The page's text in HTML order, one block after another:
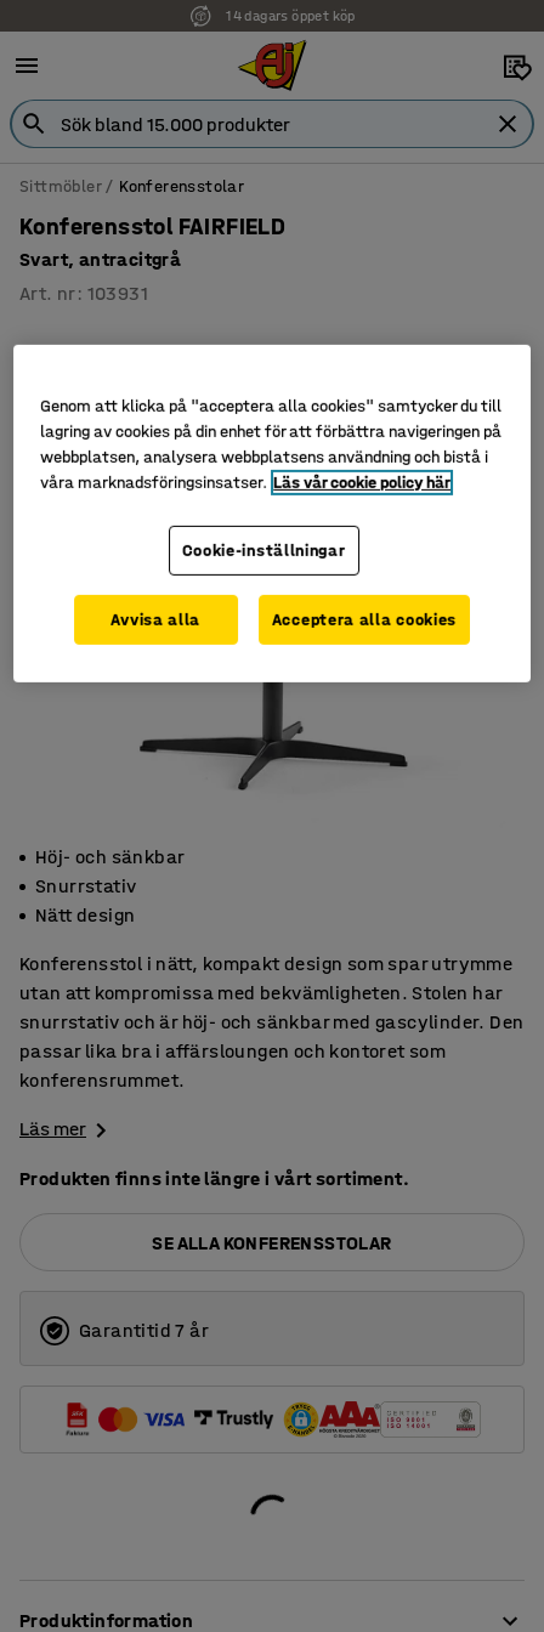
14 dagars öppet köp
Sittmöbler Konferensstolar
Konferensstol FAIRFIELD
Svart, antracitgrå
Art. nr: 103931
Höj- och sänkbar
Snurrstativ
Nätt design
Konferensstol i nätt, kompakt design som spar utrymme
utan att kompromissa med bekvämligheten. Stolen har
snurrstativ och är höj- och sänkbar med gascylinder. Den
passar lika bra i affärsloungen och kontoret som
konferensrummet.
Läs mer
Produkten finns inte längre i vårt sortiment.
SE ALLA KONFERENSSTOLAR
Garantitid 7 år
Produktinformation
Genom att klicka på "acceptera alla cookies" samtycker du till
lagring av cookies på din enhet för att förbättra navigeringen på
webbplatsen, analysera webbplatsens användning och bistå i
våra marknadsföringsinsatser. Läs vår cookie policy här
Cookie-inställningar
Avvisa alla Acceptera alla cookies